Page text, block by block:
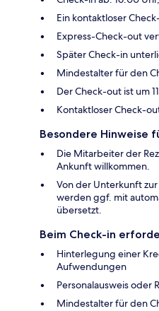
Ein kontaktloser
Express-Check-out
Später Check-in
Mindestalter für den
Der Check-out ist um
Kontaktloser Check-
Besondere Hinweise
Die Mitarbeiter der
Ankunft willkommen.
Von der Unterkunft
werden ggf. mit
übersetzt.
Beim Check-in
Hinterlegung einer
Aufwendungen
Personalausweis oder
Mindestalter für den